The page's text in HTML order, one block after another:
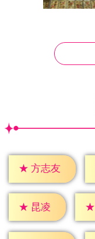
★ 方志友
★ 昆凌 ★